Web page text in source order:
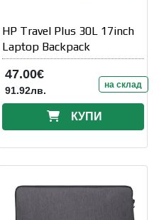
HP Travel Plus 30L 17inch
Laptop Backpack
47.00€
91.92лв. на склад
КУПИ